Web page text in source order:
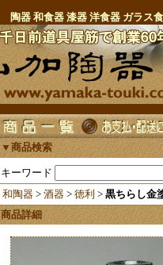
陶器 和食器 漆器 洋食器 ガラス
▼商品検索
キーワード
和陶器 > 酒器 > 徳利 > 黒ちらし金
商品詳細